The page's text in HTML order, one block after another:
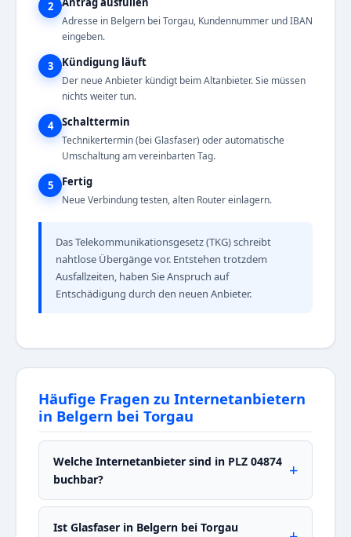
2
Adresse in Belgern bei Torgau, Kundennummer und IBAN
eingeben.
3 Kündigung läuft
Der neue Anbieter kündigt beim Altanbieter. Sie müssen
nichts weiter tun.
4 Schalttermin
Technikertermin (bei Glasfaser) oder automatische
Umschaltung am vereinbarten Tag.
5 Fertig
Neue Verbindung testen, alten Router einlagern.
Das Telekommunikationsgesetz (TKG) schreibt
nahtlose Übergänge vor. Entstehen trotzdem
Ausfallzeiten, haben Sie Anspruch auf
Entschädigung durch den neuen Anbieter.
Häufige Fragen zu Internetanbietern
in Belgern bei Torgau
Welche Internetanbieter sind in PLZ 04874
buchbar?
Ist Glasfaser in Belgern bei Torgau